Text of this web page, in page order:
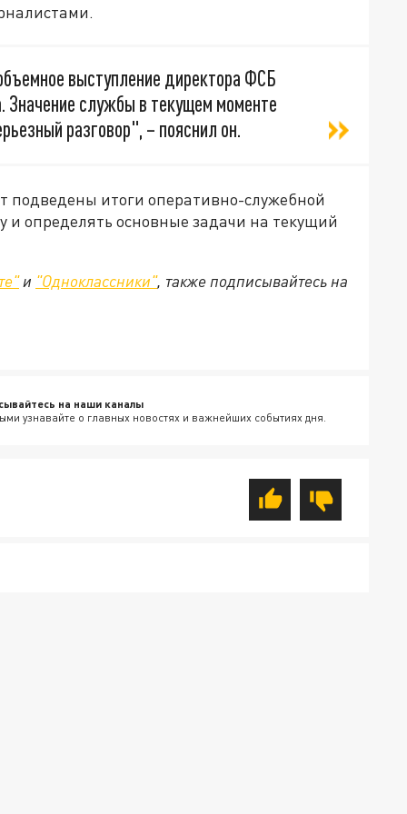
выступление директора ФСБ
Значение службы в текущем моменте
разговор", – пояснил он.
подведены итоги оперативно-служебной
определять основные задачи на текущий
и "Одноклассники", также подписывайтесь на
на наши каналы
узнавайте о главных новостях и важнейших событиях дня.